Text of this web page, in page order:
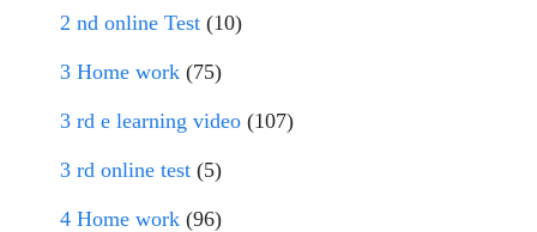
2 nd online Test (10)
3 Home work (75)
3 rd e learning video (107)
3 rd online test (5)
4 Home work (96)